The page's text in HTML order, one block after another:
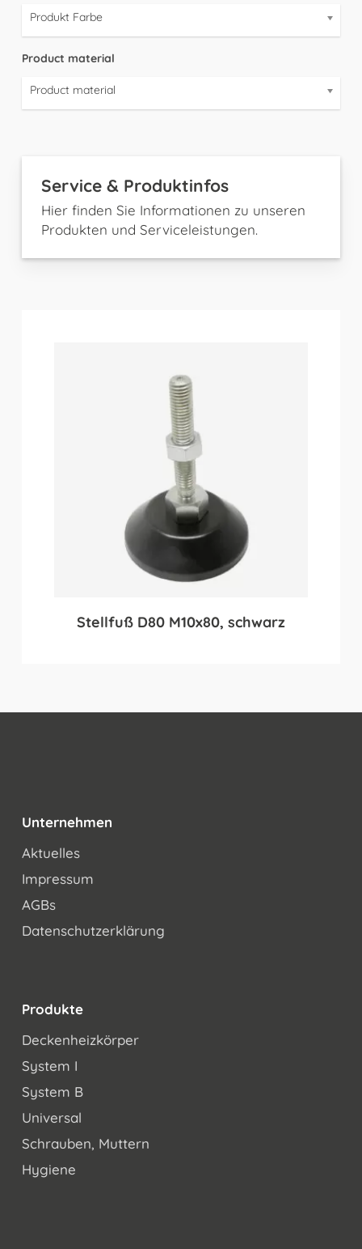
Produkt Farbe
Product material
Product material
Service & Produktinfos
Hier finden Sie Informationen zu unseren
Produkten und Serviceleistungen.
Stellfuß D80 M10x80, schwarz
Unternehmen
Aktuelles
Impressum
AGBs
Datenschutzerklärung
Produkte
Deckenheizkörper
System I
System B
Universal
Schrauben, Muttern
Hygiene